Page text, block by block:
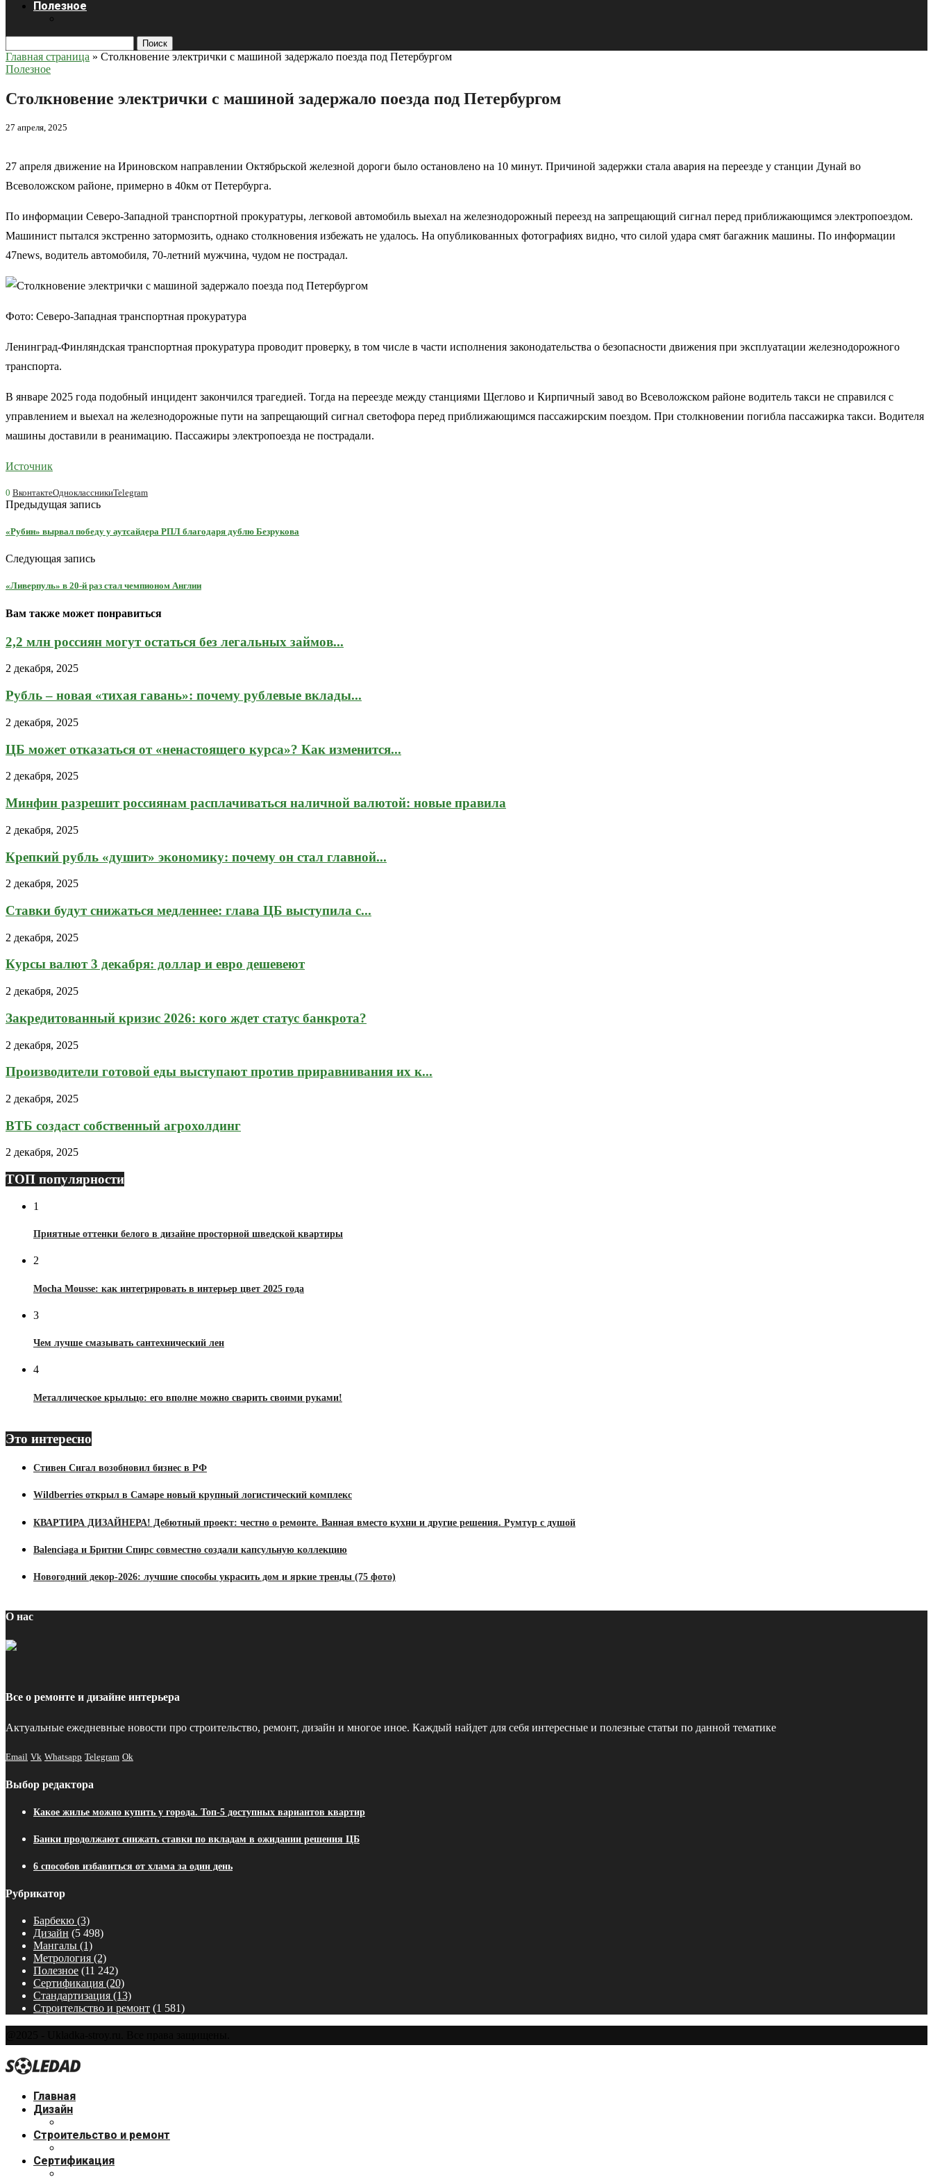
Полезное
Поиск
Главная страница » Столкновение электрички с машиной задержало поезда под Петербургом
Полезное
Столкновение электрички с машиной задержало поезда под Петербургом
27 апреля, 2025
27 апреля движение на Ириновском направлении Октябрьской железной дороги было остановлено на 10 минут. Причиной задержки стала авария на переезде у станции Дунай во
Всеволожском районе, примерно в 40км от Петербурга.
По информации Северо-Западной транспортной прокуратуры, легковой автомобиль выехал на железнодорожный переезд на запрещающий сигнал перед приближающимся электропоездом.
Машинист пытался экстренно затормозить, однако столкновения избежать не удалось. На опубликованных фотографиях видно, что силой удара смят багажник машины. По информации
47news, водитель автомобиля, 70-летний мужчина, чудом не пострадал.
Фото: Северо-Западная транспортная прокуратура
Ленинград-Финляндская транспортная прокуратура проводит проверку, в том числе в части исполнения законодательства о безопасности движения при эксплуатации железнодорожного
транспорта.
В январе 2025 года подобный инцидент закончился трагедией. Тогда на переезде между станциями Щеглово и Кирпичный завод во Всеволожском районе водитель такси не справился с
управлением и выехал на железнодорожные пути на запрещающий сигнал светофора перед приближающимся пассажирским поездом. При столкновении погибла пассажирка такси. Водителя
машины доставили в реанимацию. Пассажиры электропоезда не пострадали.
Источник
0 ВконтактеОдноклассникиTelegram
Предыдущая запись
«Рубин» вырвал победу у аутсайдера РПЛ благодаря дублю Безрукова
Следующая запись
«Ливерпуль» в 20-й раз стал чемпионом Англии
Вам также может понравиться
2,2 млн россиян могут остаться без легальных займов...
2 декабря, 2025
Рубль – новая «тихая гавань»: почему рублевые вклады...
2 декабря, 2025
ЦБ может отказаться от «ненастоящего курса»? Как изменится...
2 декабря, 2025
Минфин разрешит россиянам расплачиваться наличной валютой: новые правила
2 декабря, 2025
Крепкий рубль «душит» экономику: почему он стал главной...
2 декабря, 2025
Ставки будут снижаться медленнее: глава ЦБ выступила с...
2 декабря, 2025
Курсы валют 3 декабря: доллар и евро дешевеют
2 декабря, 2025
Закредитованный кризис 2026: кого ждет статус банкрота?
2 декабря, 2025
Производители готовой еды выступают против приравнивания их к...
2 декабря, 2025
ВТБ создаст собственный агрохолдинг
2 декабря, 2025
ТОП популярности
1
Приятные оттенки белого в дизайне просторной шведской квартиры
2
Mocha Mousse: как интегрировать в интерьер цвет 2025 года
3
Чем лучше смазывать сантехнический лен
4
Металлическое крыльцо: его вполне можно сварить своими руками!
Это интересно
Стивен Сигал возобновил бизнес в РФ
Wildberries открыл в Самаре новый крупный логистический комплекс
КВАРТИРА ДИЗАЙНЕРА! Дебютный проект: честно о ремонте. Ванная вместо кухни и другие решения. Румтур с душой
Balenciaga и Бритни Спирс совместно создали капсульную коллекцию
Новогодний декор-2026: лучшие способы украсить дом и яркие тренды (75 фото)
О нас
Все о ремонте и дизайне интерьера
Актуальные ежедневные новости про строительство, ремонт, дизайн и многое иное. Каждый найдет для себя интересные и полезные статьи по данной тематике
Email Vk Whatsapp Telegram Ok
Выбор редактора
Какое жилье можно купить у города. Топ-5 доступных вариантов квартир
Банки продолжают снижать ставки по вкладам в ожидании решения ЦБ
6 способов избавиться от хлама за один день
Рубрикатор
Барбекю (3)
Дизайн (5 498)
Мангалы (1)
Метрология (2)
Полезное (11 242)
Сертификация (20)
Стандартизация (13)
Строительство и ремонт (1 581)
Главная
Дизайн
Строительство и ремонт
Сертификация